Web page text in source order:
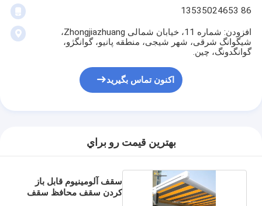
86 13535024653
افزودن: شماره 11، خیابان شمالی Zhongjiazhuang،
شیگوانگ شرقی، شهر شیجی، منطقه پانیو، گوانگژو،
گوانگدونگ، چین.
اکنون تماس بگیرید
بهترين قيمت رو براي
سقف آلومینیوم قابل باز
کردن سقف محافظ سقف